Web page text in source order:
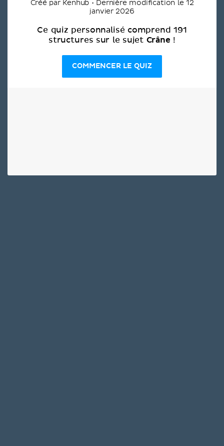
Créé par Kenhub • Dernière modification le 12
janvier 2026
Ce quiz personnalisé comprend 191
structures sur le sujet Crâne !
COMMENCER LE QUIZ